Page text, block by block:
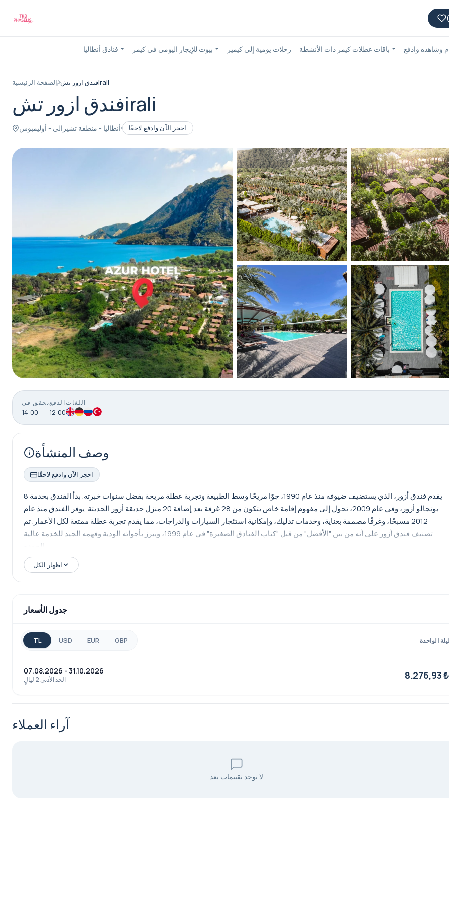
)
فنادق أنطاليا بيوت للإيجار اليومي في كيمر رحلات يومية إلى كيمير باقات عطلات كيمر ذات الأنشطة وشاهده وادفع
الصفحة الرئيسية فندق ازور تشirali
فندق ازور تشirali
أنطاليا - منطقة تشيرالي - أوليمبوس احجز الآن وادفع لاحقًا
تحقق في
14:00
الدفع
12:00
اللغات
وصف المنشأة
احجز الآن وادفع لاحقًا
يقدم فندق أزور، الذي يستضيف ضيوفه منذ عام 1990، جوًا مريحًا وسط الطبيعة وتجربة عطلة مريحة بفضل سنوات خبرته. بدأ الفندق بخدمة 8
بونجالو أزور، وفي عام 2009، تحول إلى مفهوم إقامة خاص يتكون من 28 غرفة بعد إضافة 20 منزل حديقة أزور الحديثة. يوفر الفندق منذ عام
2012 مسبحًا، وغرفًا مصممة بعناية، وخدمات تدليك، وإمكانية استئجار السيارات والدراجات، مما يقدم تجربة عطلة ممتعة لكل الأعمار. تم
تصنيف فندق أزور على أنه من بين "الأفضل" من قبل "كتاب الفنادق الصغيرة" في عام 1999، ويبرز بأجوائه الودية وفهمه الجيد للخدمة عالية
اظهار الكل
جدول الأسعار
TL USD EUR GBP الواحدة
07.08.2026 - 31.10.2026
الحد الأدنى 2 ليالٍ 8.276,93 ₺
آراء العملاء
لا توجد تقييمات بعد